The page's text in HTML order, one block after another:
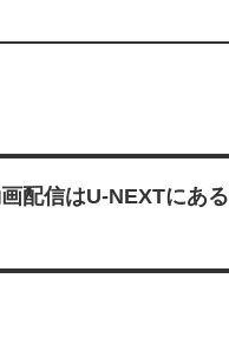
配信はU-NEXTにある